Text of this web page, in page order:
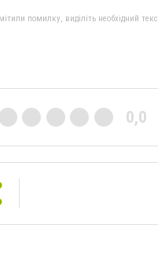
помилку, виділіть необхідний
0,0